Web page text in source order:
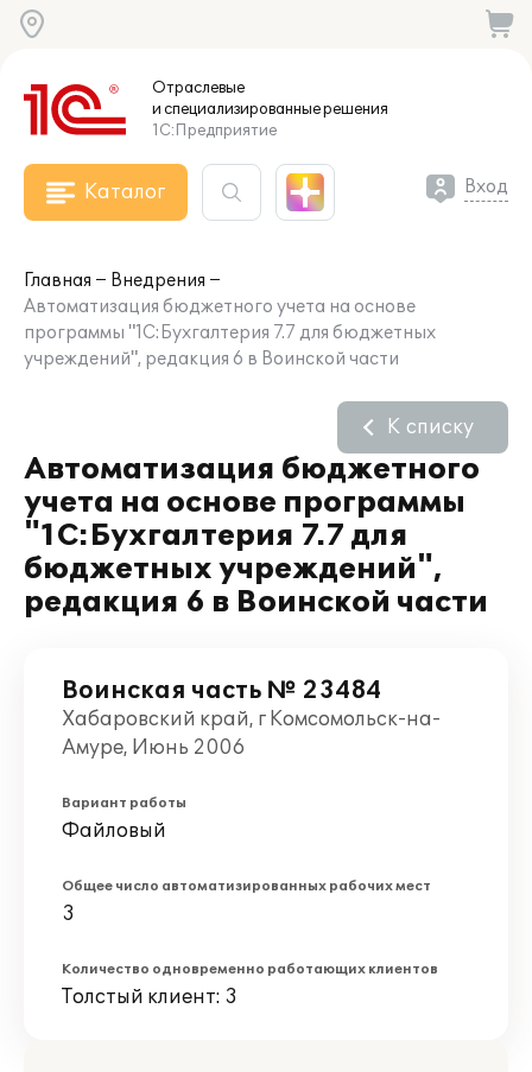
Отраслевые
и специализированныерешения
1С:Предприятие
Каталог Вход
Главная
Внедрения
Автоматизация бюджетного учета на основе
программы "1С:Бухгалтерия 7.7 для бюджетных
учреждений", редакция 6 в Воинской части
Автоматизация бюджетного
учета на основе программы
"1С:Бухгалтерия 7.7 для
бюджетных учреждений",
редакция 6 в Воинской части
К списку
Воинская часть № 23484
Хабаровский край, г Комсомольск-на-
Амуре, Июнь 2006
Вариант работы
Файловый
Общее число автоматизированных рабочих мест
3
Количество одновременно работающих клиентов
Толстый клиент: 3